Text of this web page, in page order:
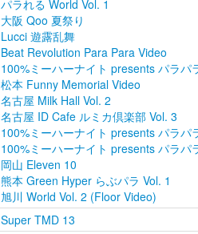
パラれる World Vol. 1
大阪 Qoo 夏祭り
Lucci 遊露乱舞
Beat Revolution Para Para Video
100%ミーハーナイト presents パラパ
松本 Funny Memorial Video
名古屋 Milk Hall Vol. 2
名古屋 ID Cafe ルミカ倶楽部 Vol. 3
100%ミーハーナイト presents パラパ
100%ミーハーナイト presents パラパ
岡山 Eleven 10
熊本 Green Hyper らぶパラ Vol. 1
旭川 World Vol. 2 (Floor Video)
Super TMD 13